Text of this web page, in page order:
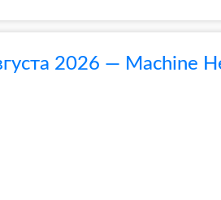
2026 — Machine